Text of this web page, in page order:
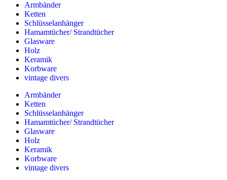
Armbänder
Ketten
Schlüsselanhänger
Hamamtücher/ Strandtücher
Glasware
Holz
Keramik
Korbware
vintage divers
Armbänder
Ketten
Schlüsselanhänger
Hamamtücher/ Strandtücher
Glasware
Holz
Keramik
Korbware
vintage divers